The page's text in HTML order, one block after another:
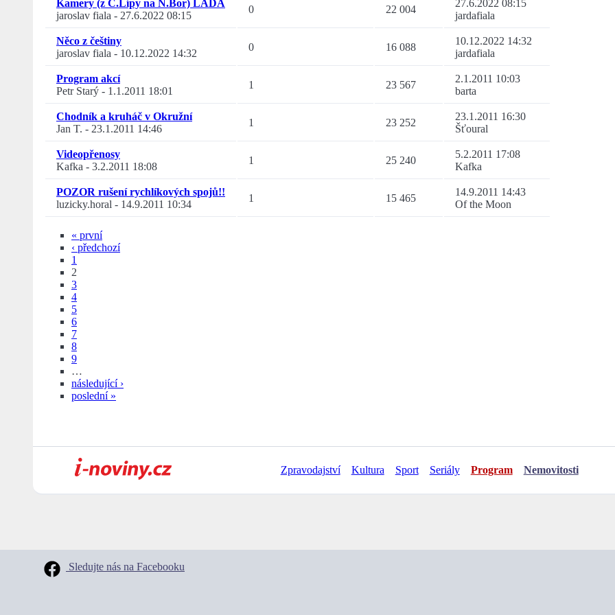
Kamery (z Č.Lípy na N.Bor) LADA
jaroslav fiala - 27.6.2022 08:15
0 22 004
27.6.2022 08:15
jardafiala
Něco z češtiny
jaroslav fiala - 10.12.2022 14:32
0 16 088
10.12.2022 14:32
jardafiala
Program akcí
Petr Starý - 1.1.2011 18:01
1 23 567
2.1.2011 10:03
barta
Chodník a kruháč v Okružní
Jan T. - 23.1.2011 14:46
1 23 252
23.1.2011 16:30
Šťoural
Videopřenosy
Kafka - 3.2.2011 18:08
1 25 240
5.2.2011 17:08
Kafka
POZOR rušení rychlíkových spojů!!
luzicky.horal - 14.9.2011 10:34
1 15 465
14.9.2011 14:43
Of the Moon
« první
‹ předchozí
1
2
3
4
5
6
7
8
9
…
následující ›
poslední »
Zpravodajství Kultura Sport Seriály Program Nemovitosti
Sledujte nás na Facebooku